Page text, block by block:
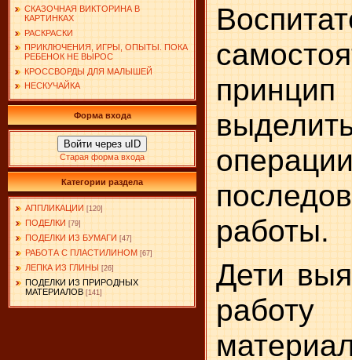
СКАЗОЧНАЯ ВИКТОРИНА В
КАРТИНКАХ
РАСКРАСКИ
ПРИКЛЮЧЕНИЯ, ИГРЫ, ОПЫТЫ. ПОКА
РЕБЕНОК НЕ ВЫРОС
КРОССВОРДЫ ДЛЯ МАЛЫШЕЙ
НЕСКУЧАЙКА
Форма входа
Войти через uID
Старая форма входа
Категории раздела
АППЛИКАЦИИ [120]
ПОДЕЛКИ [79]
ПОДЕЛКИ ИЗ БУМАГИ [47]
РАБОТА С ПЛАСТИЛИНОМ [67]
ЛЕПКА ИЗ ГЛИНЫ [26]
ПОДЕЛКИ ИЗ ПРИРОДНЫХ
МАТЕРИАЛОВ [141]
работы.
Дети